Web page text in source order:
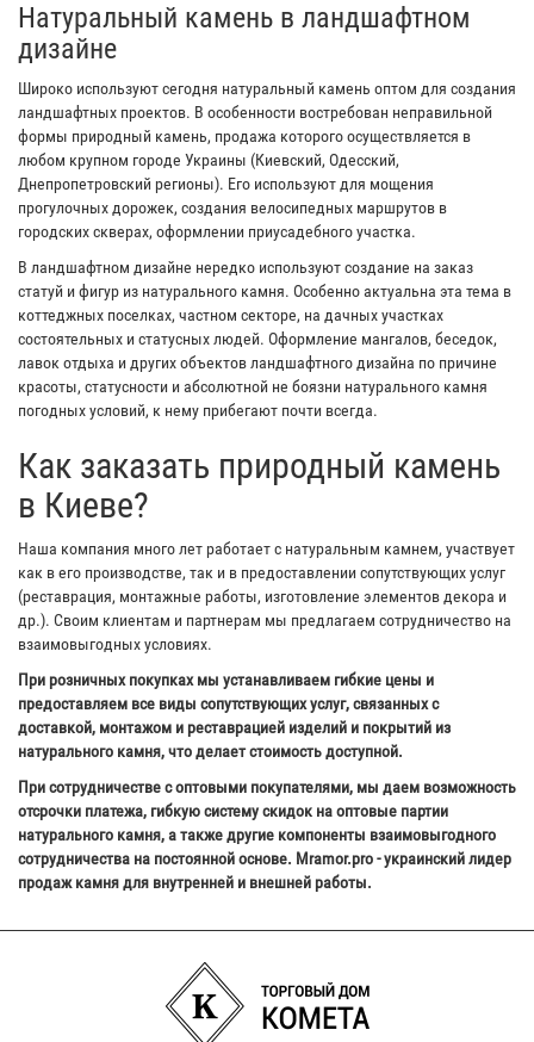
Натуральный камень в ландшафтном
дизайне
Широко используют сегодня натуральный камень оптом для создания
ландшафтных проектов. В особенности востребован неправильной
формы природный камень, продажа которого осуществляется в
любом крупном городе Украины (Киевский, Одесский,
Днепропетровский регионы). Его используют для мощения
прогулочных дорожек, создания велосипедных маршрутов в
городских скверах, оформлении приусадебного участка.
В ландшафтном дизайне нередко используют создание на заказ
статуй и фигур из натурального камня. Особенно актуальна эта тема в
коттеджных поселках, частном секторе, на дачных участках
состоятельных и статусных людей. Оформление мангалов, беседок,
лавок отдыха и других объектов ландшафтного дизайна по причине
красоты, статусности и абсолютной не боязни натурального камня
погодных условий, к нему прибегают почти всегда.
Как заказать природный камень
в Киеве?
Наша компания много лет работает с натуральным камнем, участвует
как в его производстве, так и в предоставлении сопутствующих услуг
(реставрация, монтажные работы, изготовление элементов декора и
др.). Своим клиентам и партнерам мы предлагаем сотрудничество на
взаимовыгодных условиях.
При розничных покупках мы устанавливаем гибкие цены и
предоставляем все виды сопутствующих услуг, связанных с
доставкой, монтажом и реставрацией изделий и покрытий из
натурального камня, что делает стоимость доступной.
При сотрудничестве с оптовыми покупателями, мы даем возможность
отсрочки платежа, гибкую систему скидок на оптовые партии
натурального камня, а также другие компоненты взаимовыгодного
сотрудничества на постоянной основе. Mramor.pro - украинский лидер
продаж камня для внутренней и внешней работы.